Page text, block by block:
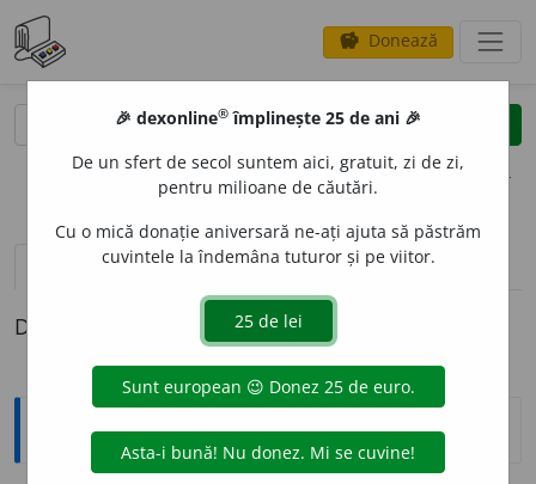
savings Donează
clear
opțiuni
definiții (1) pronunțievolume_up (6)
Definiția cu ID-ul 929915:
Explicative DEX
🎉 dexonline® împlinește 25 de ani 🎉
De un sfert de secol suntem aici, gratuit, zi de zi,
pentru milioane de căutări.
Cu o mică donație aniversară ne-ați ajuta să păstrăm
cuvintele la îndemâna tuturor și pe viitor.